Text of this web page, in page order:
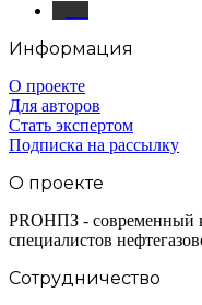
Информация
О проекте
Для авторов
Стать экспертом
Подписка на рассылку
О проекте
PROНПЗ - современный
специалистов
Сотрудничество